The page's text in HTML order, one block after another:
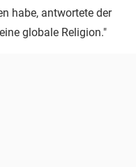
habe, antwortete der
globale Religion."